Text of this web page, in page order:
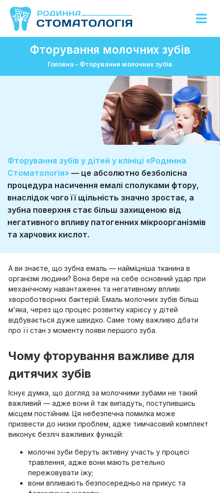
Фторування молочних зубів
Головна – Фторування молочних зубів
Фторування зубів у дітей у клініці «Родинна
Стоматологія» — це абсолютно безболісна
процедура насичення емалі сполуками фтору,
внаслідок чого її щільність значно зростає, а
зубна поверхня стає більш захищеною від
негативного впливу патогенних мікроорганізмів
та харчових кислот.
А ви знаєте, що зубна емаль — найміцніша тканина в
організмі людини? Вона бере на себе основний удар при
механічному навантаженні та негативному впливі
хвороботворних бактерій. Емаль молочних зубів більш
м’яка, через що процес розвитку карієсу у дітей
відбувається дуже швидко. Саме тому важливо дбати
про її стан з моменту появи першого зуба.
Чому фторування важливе для
дитячих зубів
Існує думка, що догляд за молочними зубами не такий
важливий — адже вони й так випадуть, поступившись
місцем постійним. Ця небезпечна помилка може
призвести до низки проблем, адже тимчасовий комплект
виконує безліч важливих функцій:
молочні зуби беруть активну участь у процесі
травлення, адже вони мають ретельно
пережовувати їжу;
вони впливають безпосередньо на прикус та